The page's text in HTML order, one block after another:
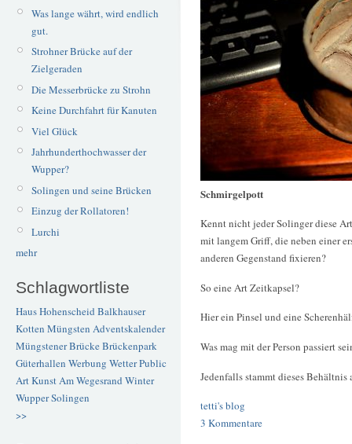
Was lange währt, wird endlich
gut.
Strohner Brücke auf der
Zielgeraden
Die Messerbrücke zu Strohn
Keine Durchfahrt für Kanuten
Viel Glück
Jahrhunderthochwasser der
Wupper?
Solingen und seine Brücken
Einzug der Rollatoren!
Lurchi
mehr
Schlagwortliste
Haus Hohenscheid Balkhauser
Kotten Müngsten Adventskalender
Müngstener BrückeBrückenpark
Güterhallen Werbung WetterPublic
ArtKunstAm Wegesrand Winter
WupperSolingen
>>
Schmirgelpott
Kennt nicht jeder Solinger diese
mit langem Griff, die neben einer
anderen Gegenstand fixieren?
So eine Art Zeitkapsel?
Hier ein Pinsel und eine
Was mag mit der Person passiert
Jedenfalls stammt dieses
tetti's blog
3 Kommentare